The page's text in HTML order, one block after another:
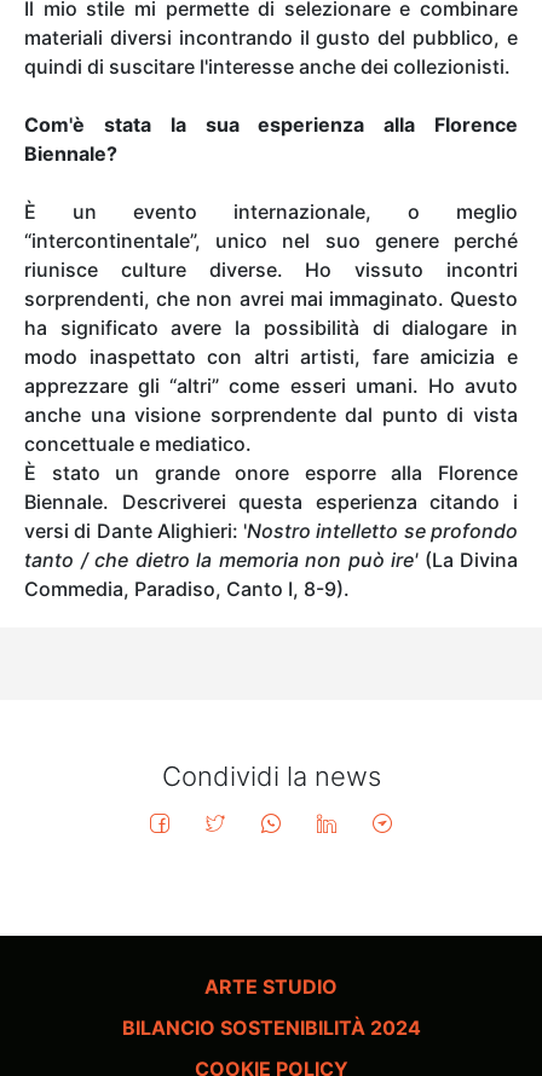
Il mio stile mi permette di selezionare e combinare
materiali diversi incontrando il gusto del pubblico, e
quindi di suscitare l'interesse anche dei collezionisti.
Com'è stata la sua esperienza alla Florence
Biennale?
È un evento internazionale, o meglio
“intercontinentale”, unico nel suo genere perché
riunisce culture diverse. Ho vissuto incontri
sorprendenti, che non avrei mai immaginato. Questo
ha significato avere la possibilità di dialogare in
modo inaspettato con altri artisti, fare amicizia e
apprezzare gli “altri” come esseri umani. Ho avuto
anche una visione sorprendente dal punto di vista
concettuale e mediatico.
È stato un grande onore esporre alla Florence
Biennale. Descriverei questa esperienza citando i
versi di Dante Alighieri: 'Nostro intelletto se profondo
tanto / che dietro la memoria non può ire'(La Divina
Commedia, Paradiso, Canto I, 8-9).
Condividi la news
ARTE STUDIO
BILANCIO SOSTENIBILITÀ 2024
COOKIE POLICY